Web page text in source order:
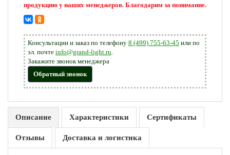
продукцию у наших менеджеров. Благодарим за понимание.
Консультации и заказ по телефону 8 (499) 755-63-45 или по
эл. почте info@grand-light.ru.
Закажите звонок менеджера
Обратный звонок
Описание Характеристики Сертификаты
Отзывы Доставка и логистика